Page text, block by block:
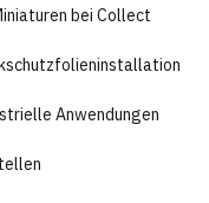
bei Collect
Anwendungen